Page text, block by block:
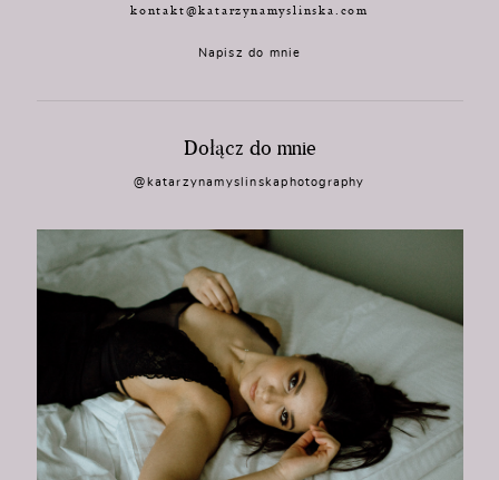
kontakt@katarzynamyslinska.com
Napisz do mnie
Dołącz do mnie
@katarzynamyslinskaphotography